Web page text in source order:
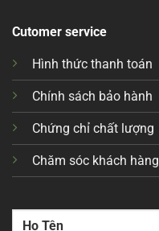
Cutomer service
Hình thức thanh toán
Chính sách bảo hành
Chứng chỉ chất lượng
Chăm sóc khách hàng